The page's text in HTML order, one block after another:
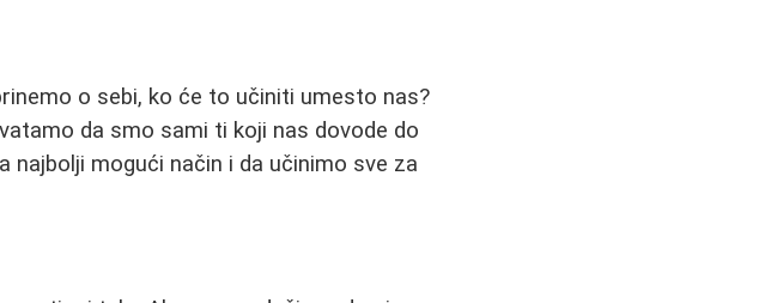
o sebi, ko će to učiniti umesto nas?
da smo sami ti koji nas dovode do
mogući način i da učinimo sve za